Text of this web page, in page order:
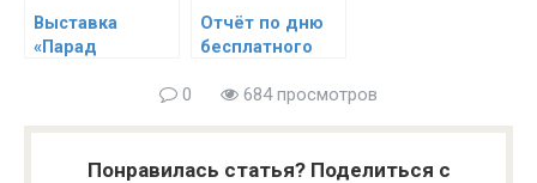
Выставка
«Парад
Краткий обзор
Отчёт по дню
бесплатного
кого осмотра
10.11.12
0 684 просмотров
Понравилась статья? Поделиться с